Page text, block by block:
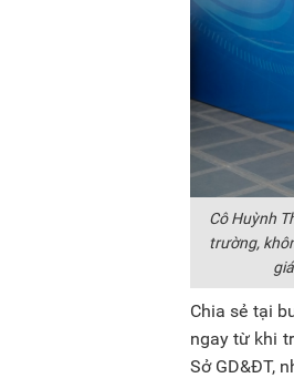
Cô Huỳnh
trường,
Chia sẻ tại
ngay từ khi
Sở GD&ĐT,